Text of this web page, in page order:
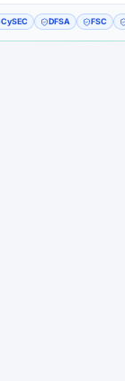
CySEC DFSA FSC